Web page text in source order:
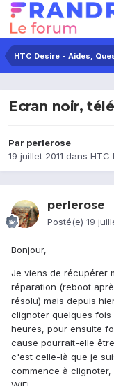
HTC Desire - Aides,
Ecran noir,
Par perlerose
19 juillet 2011 dans HTC
perlerose
Posté(e) 19
Bonjour,
Je viens de récupérer
réparation (reboot
résolu) mais depuis
clignoter quelques
heures, pour ensuite
cause pourrait-elle
c'est celle-là que je
commence à